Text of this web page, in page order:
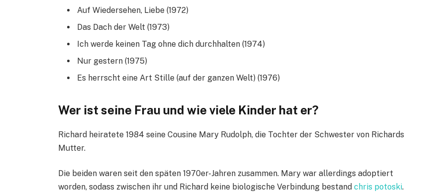
Auf Wiedersehen, Liebe (1972)
Das Dach der Welt (1973)
Ich werde keinen Tag ohne dich durchhalten (1974)
Nur gestern (1975)
Es herrscht eine Art Stille (auf der ganzen Welt) (1976)
Wer ist seine Frau und wie viele Kinder hat er?
Richard heiratete 1984 seine Cousine Mary Rudolph, die Tochter der Schwester von Richards
Mutter.
Die beiden waren seit den späten 1970er-Jahren zusammen. Mary war allerdings adoptiert
worden, sodass zwischen ihr und Richard keine biologische Verbindung bestandchris potoski.